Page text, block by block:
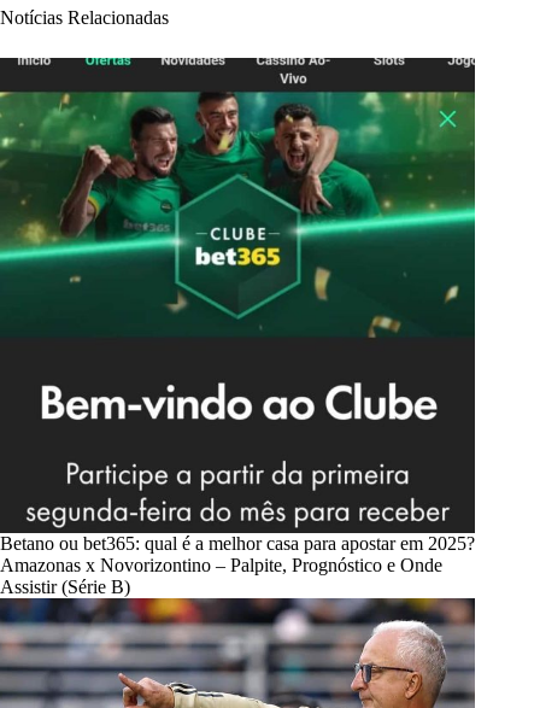
Notícias Relacionadas
Betano ou bet365: qual é a melhor casa para apostar em 2025?
Amazonas x Novorizontino – Palpite, Prognóstico e Onde
Assistir (Série B)